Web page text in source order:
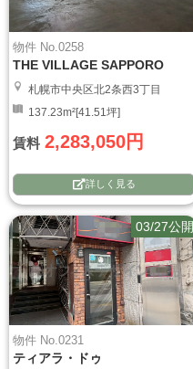
物件 No.0258
THE VILLAGE SAPPORO
札幌市中央区北2条西3丁目
137.23m²[41.51坪]
賃料 2,283,050円
詳しく見る
物件 No.0231
03/27公開
ティアラ・ドゥ